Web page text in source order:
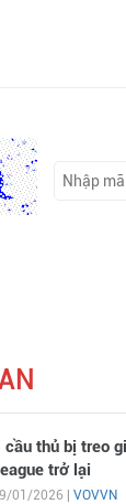
cầu thủ bị treo
trở lại
01/2026 | VOVVN